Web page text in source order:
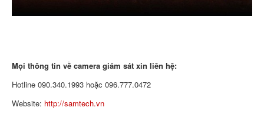
Mọi thông tin về camera giám sát xin liên hệ:
Hotline 090.340.1993 hoặc 096.777.0472
Website: http://samtech.vn